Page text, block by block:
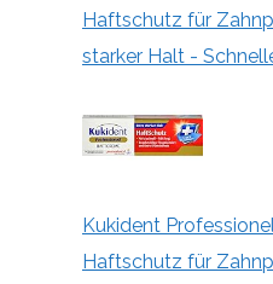
Haftschutz für
starker Halt -
Kukident
Haftschutz für